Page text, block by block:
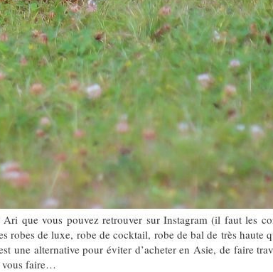
que vous pouvez retrouver sur Instagram (il faut les
robes de luxe, robe de cocktail, robe de bal de très haute
une alternative pour éviter d’acheter en Asie, de faire
vous faire…